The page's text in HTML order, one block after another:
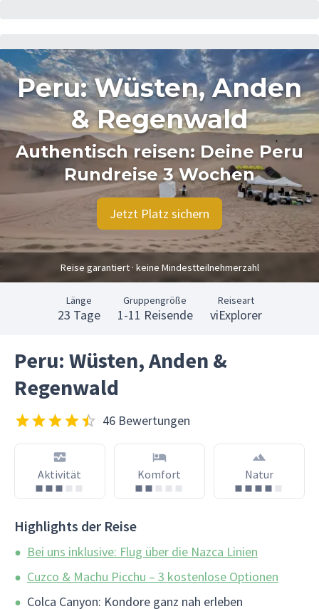
Peru: Wüsten, Anden
& Regenwald
Authentisch reisen: Deine Peru
Rundreise 3 Wochen
Jetzt Platz sichern
Reise garantiert · keine Mindestteilnehmerzahl
Länge
23 Tage
Gruppengröße
1-11 Reisende
Reiseart
viExplorer
Peru: Wüsten, Anden &
Regenwald
46 Bewertungen
Aktivität Komfort Natur
Highlights der Reise
Bei uns inklusive: Flug über die Nazca Linien
Cuzco & Machu Picchu – 3 kostenlose Optionen
Colca Canyon: Kondore ganz nah erleben